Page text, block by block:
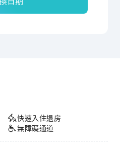
快速入住退房
無障礙通道